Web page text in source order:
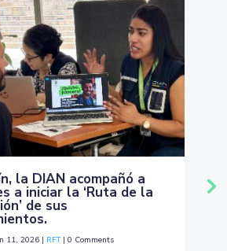
la DIAN acompañó a
a iniciar la ‘Ruta de la
de sus
11, 2026 | RFT | 0 Comments